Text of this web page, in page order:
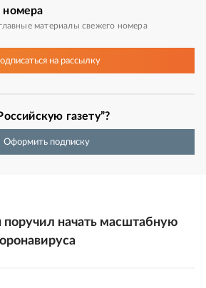
номера
материалы свежего номера
на рассылку
газету”?
Оформить подписку
начать масштабную